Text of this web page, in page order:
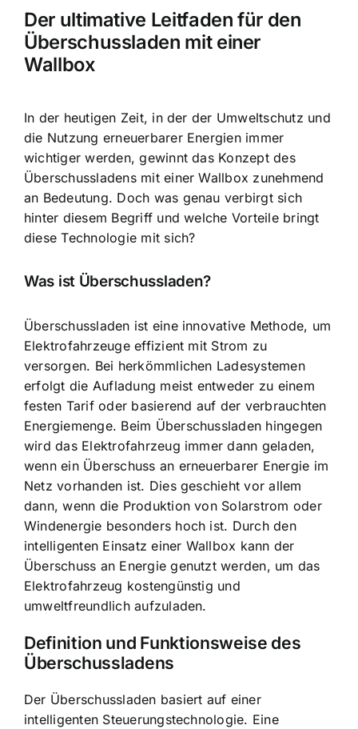
Der ultimative Leitfaden für den
Überschussladen mit einer
Wallbox
In der heutigen Zeit, in der der Umweltschutz und
die Nutzung erneuerbarer Energien immer
wichtiger werden, gewinnt das Konzept des
Überschussladens mit einer Wallbox zunehmend
an Bedeutung. Doch was genau verbirgt sich
hinter diesem Begriff und welche Vorteile bringt
diese Technologie mit sich?
Was ist Überschussladen?
Überschussladen ist eine innovative Methode, um
Elektrofahrzeuge effizient mit Strom zu
versorgen. Bei herkömmlichen Ladesystemen
erfolgt die Aufladung meist entweder zu einem
festen Tarif oder basierend auf der verbrauchten
Energiemenge. Beim Überschussladen hingegen
wird das Elektrofahrzeug immer dann geladen,
wenn ein Überschuss an erneuerbarer Energie im
Netz vorhanden ist. Dies geschieht vor allem
dann, wenn die Produktion von Solarstrom oder
Windenergie besonders hoch ist. Durch den
intelligenten Einsatz einer Wallbox kann der
Überschuss an Energie genutzt werden, um das
Elektrofahrzeug kostengünstig und
umweltfreundlich aufzuladen.
Definition und Funktionsweise des
Überschussladens
Der Überschussladen basiert auf einer
intelligenten Steuerungstechnologie. Eine